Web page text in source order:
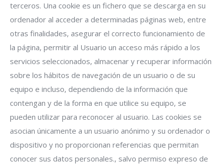
terceros. Una cookie es un fichero que se descarga en su
ordenador al acceder a determinadas páginas web, entre
otras finalidades, asegurar el correcto funcionamiento de
la página, permitir al Usuario un acceso más rápido a los
servicios seleccionados, almacenar y recuperar información
sobre los hábitos de navegación de un usuario o de su
equipo e incluso, dependiendo de la información que
contengan y de la forma en que utilice su equipo, se
pueden utilizar para reconocer al usuario. Las cookies se
asocian únicamente a un usuario anónimo y su ordenador o
dispositivo y no proporcionan referencias que permitan
conocer sus datos personales., salvo permiso expreso de